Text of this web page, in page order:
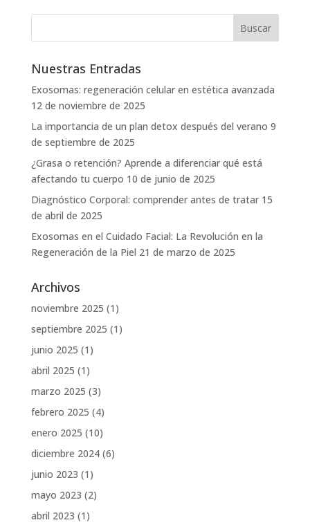
Nuestras Entradas
Exosomas: regeneración celular en estética avanzada
12 de noviembre de 2025
La importancia de un plan detox después del verano 9
de septiembre de 2025
¿Grasa o retención? Aprende a diferenciar qué está
afectando tu cuerpo 10 de junio de 2025
Diagnóstico Corporal: comprender antes de tratar 15
de abril de 2025
Exosomas en el Cuidado Facial: La Revolución en la
Regeneración de la Piel 21 de marzo de 2025
Archivos
noviembre 2025 (1)
septiembre 2025 (1)
junio 2025 (1)
abril 2025 (1)
marzo 2025 (3)
febrero 2025 (4)
enero 2025 (10)
diciembre 2024(6)
junio 2023 (1)
mayo 2023 (2)
abril 2023 (1)